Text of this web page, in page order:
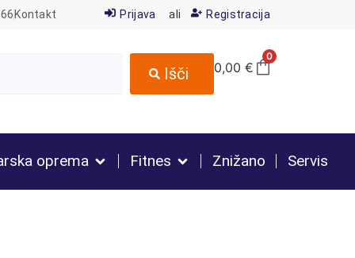
Kontakt Prijava ali Registracija
Išči
0
0,00 €
oprema Fitnes Znižano Servis